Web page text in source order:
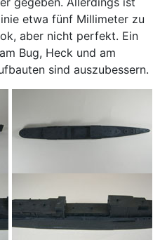
etwa fünf Millimeter zu
aber nicht perfekt. Ein
Bug, Heck und am
sind auszubessern.